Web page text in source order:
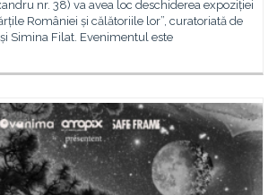
nr. 38) va avea loc deschiderea expoziției
României și călătoriile lor”, curatoriată de
Simina Filat. Evenimentul este